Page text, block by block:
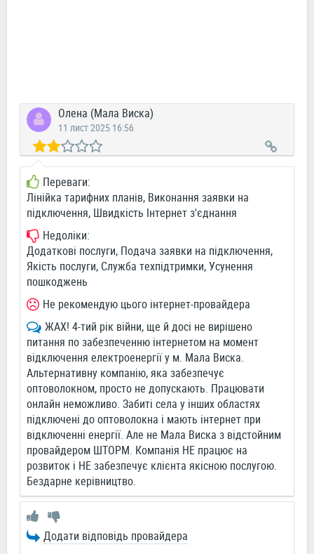
Олена (Мала Виска)
11 лист 2025 16:56
Переваги:
Лінійка тарифних планів, Виконання заявки на
підключення, Швидкість Інтернет з'єднання
Недоліки:
Додаткові послуги, Подача заявки на підключення,
Якість послуги, Служба техпідтримки, Усунення
пошкоджень
Не рекомендую цього інтернет-провайдера
ЖАХ! 4-тий рік війни, ще й досі не вирішено
питання по забезпеченню інтернетом на момент
відключення електроенергії у м. Мала Виска.
Альтернативну компанію, яка забезпечує
оптоволокном, просто не допускають. Працювати
онлайн неможливо. Забиті села у інших областях
підключені до оптоволокна і мають інтернет при
відключенні енергії. Але не Мала Виска з відстойним
провайдером ШТОРМ. Компанія НЕ працює на
розвиток і НЕ забезпечує клієнта якісною послугою.
Бездарне керівництво.
Додати відповідь провайдера